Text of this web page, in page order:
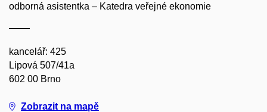
odborná asistentka – Katedra veřejné ekonomie
kancelář: 425
Lipová 507/41a
602 00 Brno
Zobrazit na mapě